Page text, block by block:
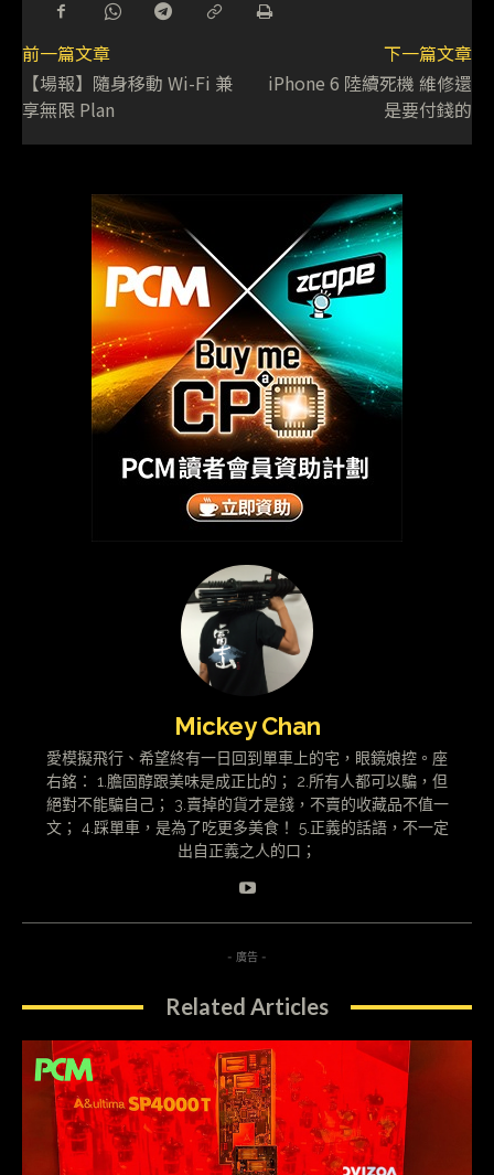
前一篇文章
【場報】隨身移動 Wi-Fi 兼
享無限 Plan
下一篇文章
iPhone 6 陸續死機 維修還
是要付錢的
Mickey Chan
愛模擬飛行、希望終有一日回到單車上的宅，眼鏡娘控。座
右銘： 1.膽固醇跟美味是成正比的； 2.所有人都可以騙，但
絕對不能騙自己； 3.賣掉的貨才是錢，不賣的收藏品不值一
文； 4.踩單車，是為了吃更多美食！ 5.正義的話語，不一定
出自正義之人的口；
- 廣告 -
Related Articles